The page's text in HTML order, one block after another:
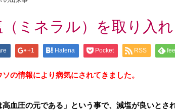
ミネラル）を取り入れ
+1 Hatena Pocket RSS
の情報により病気にされてきました。
高血圧の元である」という事で、減塩が良いとさ